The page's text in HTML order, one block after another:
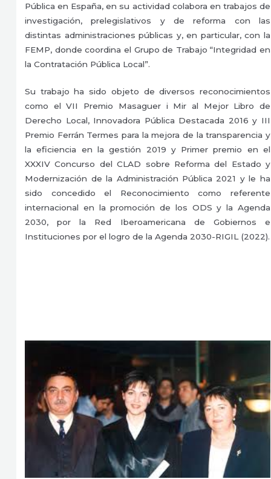
Pública en España, en su actividad colabora en trabajos de
investigación, prelegislativos y de reforma con las
distintas administraciones públicas y, en particular, con la
FEMP, donde coordina el Grupo de Trabajo “Integridad en
la Contratación Pública Local”.
Su trabajo ha sido objeto de diversos reconocimientos
como el VII Premio Masaguer i Mir al Mejor Libro de
Derecho Local, Innovadora Pública Destacada 2016 y III
Premio Ferrán Termes para la mejora de la transparencia y
la eficiencia en la gestión 2019 y Primer premio en el
XXXIV Concurso del CLAD sobre Reforma del Estado y
Modernización de la Administración Pública 2021 y le ha
sido concedido el Reconocimiento como referente
internacional en la promoción de los ODS y la Agenda
2030, por la Red Iberoamericana de Gobiernos e
Instituciones por el logro de la Agenda 2030-RIGIL (2022).